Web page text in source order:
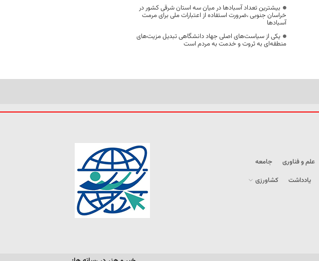
بیشترین تعداد آسبادها در میان سه استان شرقی کشور در
خراسان جنوبی ،ضرورت استفاده از اعتبارات ملی برای مرمت
آسبادها
یکی از سیاست‌های اصلی جهاد دانشگاهی تبدیل مزیت‌های
منطقه‌ای به ثروت و خدمت به مردم است
علم و فناوری
جامعه
یادداشت
کشاورزی